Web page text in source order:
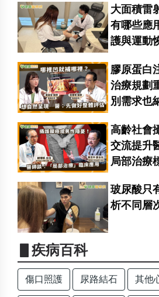
大面積雷
有哪些應
護與運動
膠原蛋白
治療規劃
別需求也
高齡社會
交流提升
局部治療
玻尿酸只
析不同層
▋疾病百科
傷口照護 尿路結石 其他